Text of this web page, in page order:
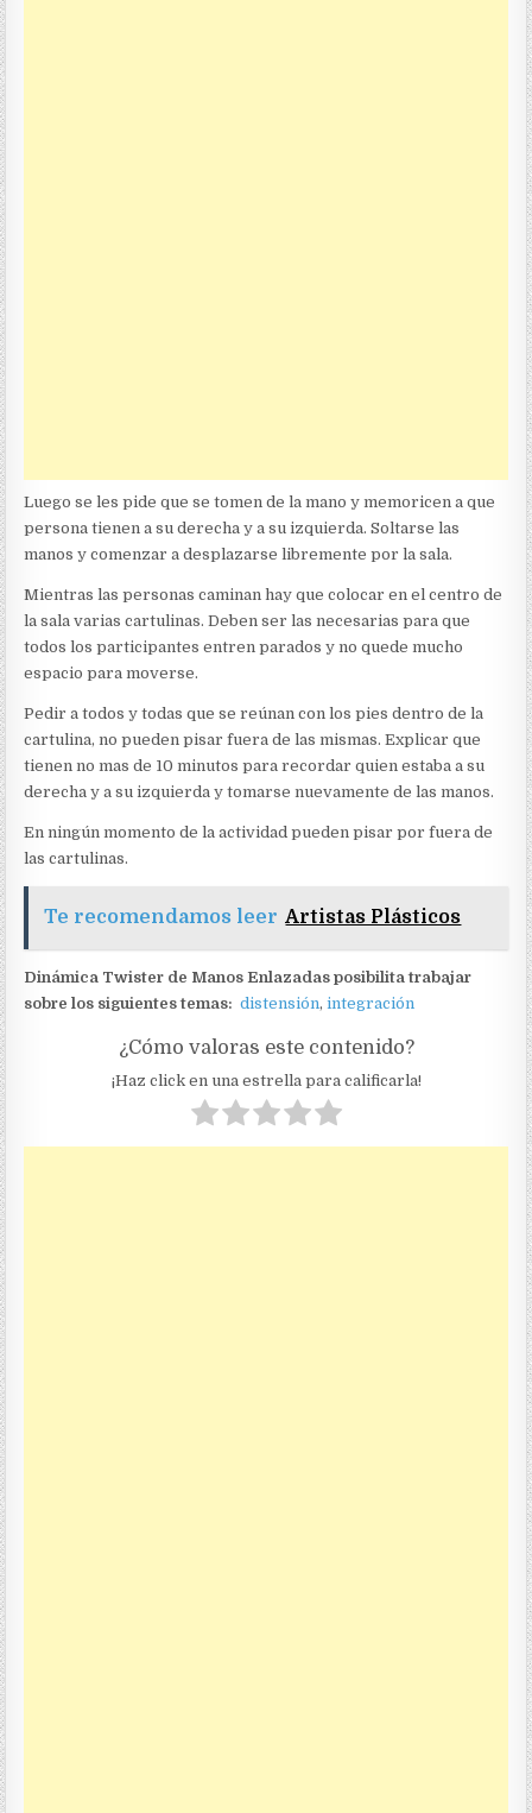
Luego se les pide que se tomen de la mano y memoricen a que
persona tienen a su derecha y a su izquierda. Soltarse las
manos y comenzar a desplazarse libremente por la sala.
Mientras las personas caminan hay que colocar en el centro de
la sala varias cartulinas. Deben ser las necesarias para que
todos los participantes entren parados y no quede mucho
espacio para moverse.
Pedir a todos y todas que se reúnan con los pies dentro de la
cartulina, no pueden pisar fuera de las mismas. Explicar que
tienen no mas de 10 minutos para recordar quien estaba a su
derecha y a su izquierda y tomarse nuevamente de las manos.
En ningún momento de la actividad pueden pisar por fuera de
las cartulinas.
Te recomendamos leer Artistas Plásticos
Dinámica Twister de Manos Enlazadas posibilita trabajar
sobre los siguientes temas:distensión,integración
¿Cómo valoras este contenido?
¡Haz click en una estrella para calificarla!